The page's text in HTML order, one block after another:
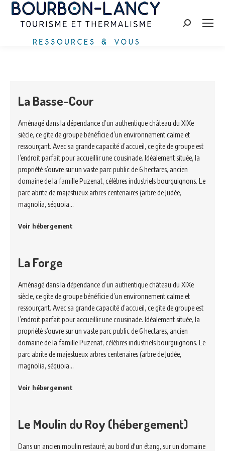
Search:
La Basse-Cour
Aménagé dans la dépendance d’un authentique château du XIXe
siècle, ce gîte de groupe bénéficie d’un environnement calme et
ressourçant. Avec sa grande capacité d’accueil, ce gîte de groupe est
l’endroit parfait pour accueillir une cousinade. Idéalement située, la
propriété s’ouvre sur un vaste parc public de 6 hectares, ancien
domaine de la famille Puzenat, célèbres industriels bourguignons. Le
parc abrite de majestueux arbres centenaires (arbre de Judée,
magnolia, séquoia…
Voir hébergement
La Forge
Aménagé dans la dépendance d’un authentique château du XIXe
siècle, ce gîte de groupe bénéficie d’un environnement calme et
ressourçant. Avec sa grande capacité d’accueil, ce gîte de groupe est
l’endroit parfait pour accueillir une cousinade. Idéalement située, la
propriété s’ouvre sur un vaste parc public de 6 hectares, ancien
domaine de la famille Puzenat, célèbres industriels bourguignons. Le
parc abrite de majestueux arbres centenaires (arbre de Judée,
magnolia, séquoia…
Voir hébergement
Le Moulin du Roy (hébergement)
Dans un ancien moulin restauré, au bord d'un étang, sur un domaine